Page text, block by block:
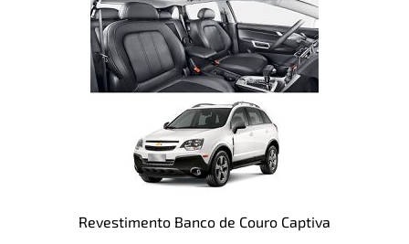
Revestimento Banco de Couro Captiva